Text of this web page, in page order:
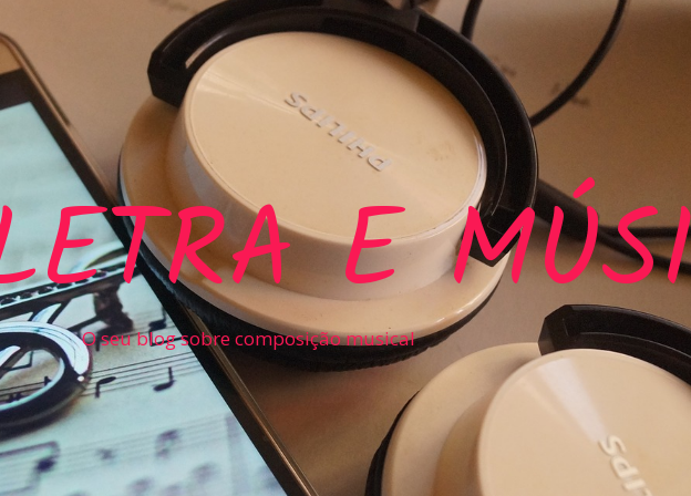
E
O seu blog sobre composição musical